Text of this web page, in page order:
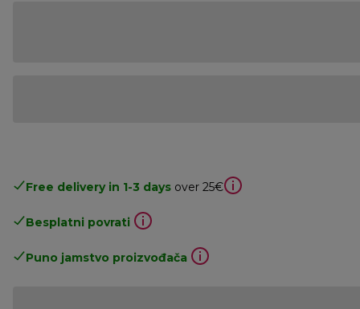
Free delivery in 1-3 days over 25€
Besplatni povrati
Puno jamstvo proizvođača